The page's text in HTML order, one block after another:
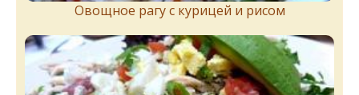
Овощное рагу с курицей и рисом